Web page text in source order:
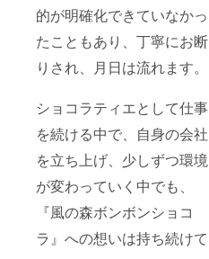
的が明確化できていなかっ
たこともあり、丁寧にお断
りされ、月日は流れます。
ショコラティエとして仕事
を続ける中で、自身の会社
を立ち上げ、少しずつ環境
が変わっていく中でも、
『風の森ボンボンショコ
ラ』への想いは持ち続けて